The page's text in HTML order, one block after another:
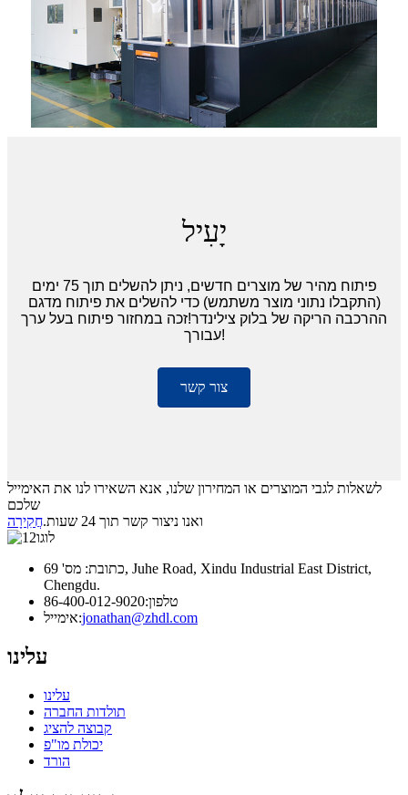
יָעִיל
פיתוח מהיר של מוצרים חדשים, ניתן להשלים תוך 75 ימים
(התקבלו נתוני מוצר משתמש) כדי להשלים את פיתוח מדגם
ההרכבה הריקה של בלוק צילינדר!זכה במחזור פיתוח בעל ערך
עבורך!
צור קשר
לשאלות לגבי המוצרים או המחירון שלנו, אנא השאירו לנו את האימייל
שלכם
ואנו ניצור קשר תוך 24 שעות.
חֲקִירָה
כתובת: מס' 69, Juhe Road, Xindu Industrial East District,
Chengdu.
טלפון:86-400-012-9020
אימייל:jonathan@zhdl.com
עלינו
עלינו
תולדות החברה
קבוצה להציג
יכולת מו"פ
הורד